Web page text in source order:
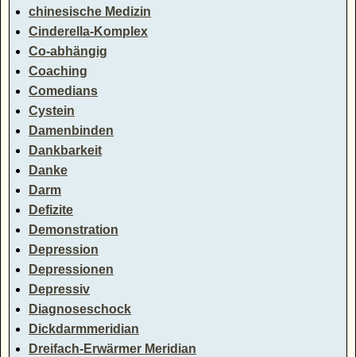
chinesische Medizin
Cinderella-Komplex
Co-abhängig
Coaching
Comedians
Cystein
Damenbinden
Dankbarkeit
Danke
Darm
Defizite
Demonstration
Depression
Depressionen
Depressiv
Diagnoseschock
Dickdarmmeridian
Dreifach-Erwärmer Meridian